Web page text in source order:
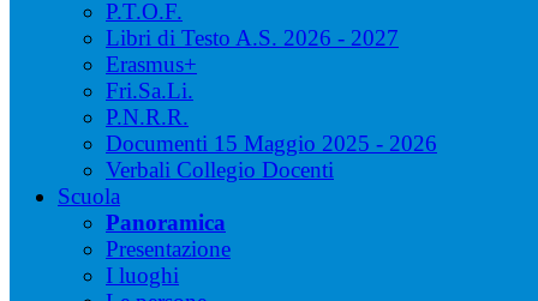
P.T.O.F.
Libri di Testo A.S. 2026 - 2027
Erasmus+
Fri.Sa.Li.
P.N.R.R.
Documenti 15 Maggio 2025 - 2026
Verbali Collegio Docenti
Scuola
Panoramica
Presentazione
I luoghi